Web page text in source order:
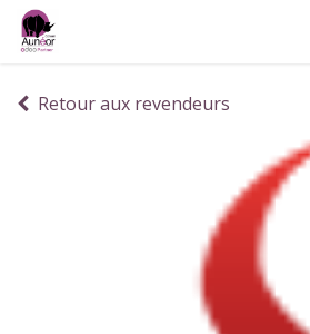
Retour aux revendeurs